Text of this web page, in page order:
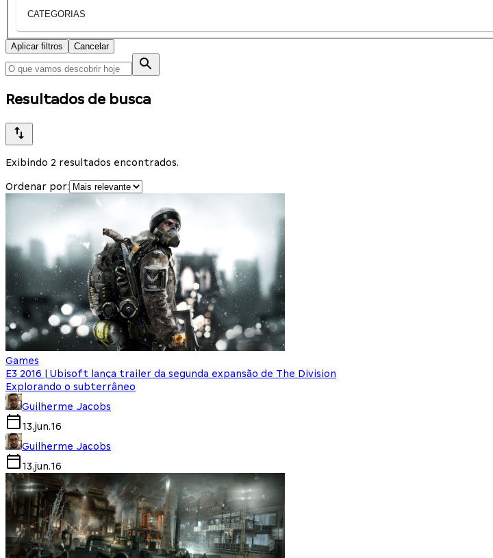
CATEGORIAS
Aplicar filtros Cancelar
Resultados de busca
Exibindo 2 resultados encontrados.
Ordenar por:
Games
E3 2016 | Ubisoft lança trailer da segunda expansão de The Division
Explorando o subterrâneo
Guilherme Jacobs
13.jun.16
Guilherme Jacobs
13.jun.16